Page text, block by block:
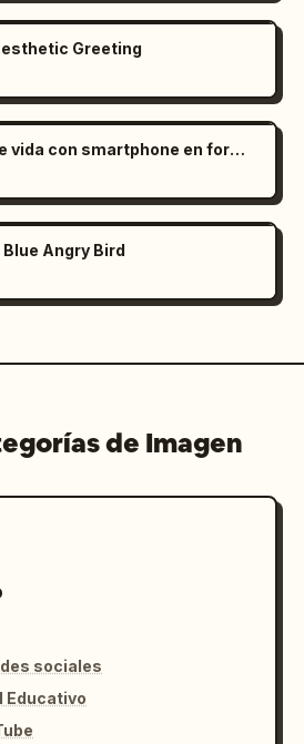
Greeting
Retrato de estilo de vida con smartphone en formato RAW
Angry Bird
de Imagen
sociales
Educativo